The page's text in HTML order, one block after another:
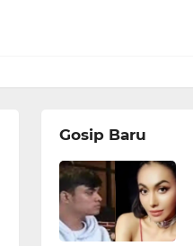
Gosip Baru